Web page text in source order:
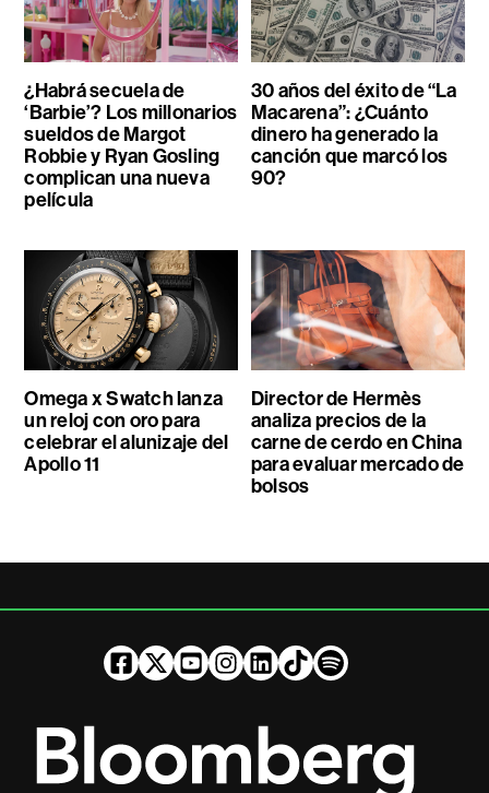
¿Habrá secuela de
‘Barbie’? Los millonarios
sueldos de Margot
Robbie y Ryan Gosling
complican una nueva
película
30 años del éxito de “La
Macarena”: ¿Cuánto
dinero ha generado la
canción que marcó los
90?
Omega x Swatch lanza
un reloj con oro para
celebrar el alunizaje del
Apollo 11
Director de Hermès
analiza precios de la
carne de cerdo en China
para evaluar mercado de
bolsos